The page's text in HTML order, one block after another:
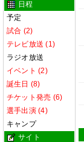
日程
予定
試合 (2)
テレビ放送 (1)
ラジオ放送
イベント (2)
誕生日 (8)
チケット発売 (6)
選手出演 (4)
キャンプ
サイト